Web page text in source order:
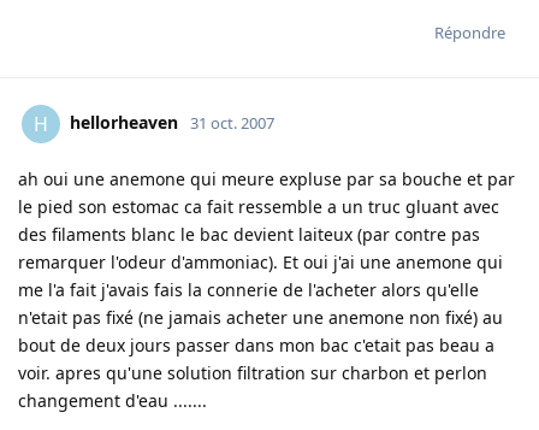
Répondre
H hellorheaven 31 oct. 2007
ah oui une anemone qui meure expluse par sa bouche et par
le pied son estomac ca fait ressemble a un truc gluant avec
des filaments blanc le bac devient laiteux (par contre pas
remarquer l'odeur d'ammoniac). Et oui j'ai une anemone qui
me l'a fait j'avais fais la connerie de l'acheter alors qu'elle
n'etait pas fixé (ne jamais acheter une anemone non fixé) au
bout de deux jours passer dans mon bac c'etait pas beau a
voir. apres qu'une solution filtration sur charbon et perlon
changement d'eau .......